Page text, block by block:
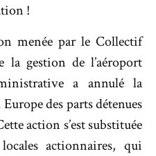
!
menée par le Collectif
gestion de l’aéroport
a annulé la
des parts détenues
action s’est substituée
actionnaires, qui